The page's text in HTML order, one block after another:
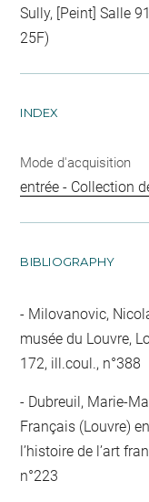
Sully, [Peint] Salle
25F)
INDEX
Mode d'acquisition
entrée - Collection
BIBLIOGRAPHY
Milovanovic,
musée du Louvre,
172, ill.coul., n°388
Dubreuil, Marie-
Français (Louvre)
l’histoire de l’art
n°223